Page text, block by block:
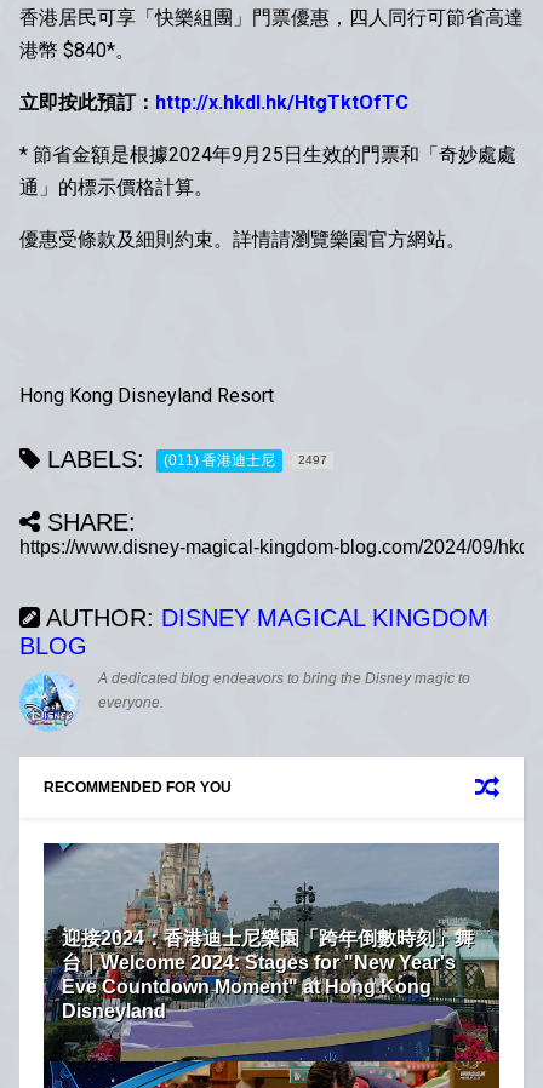
香港居民可享「快樂組團」門票優惠，四人同行可節省高達
港幣 $840*。
立即按此預訂： http://x.hkdl.hk/HtgTktOfTC
* 節省金額是根據2024年9月25日生效的門票和「奇妙處處
通」的標示價格計算。
優惠受條款及細則約束。詳情請瀏覽樂園官方網站。
Hong Kong Disneyland Resort
LABELS: (011) 香港迪士尼 2497
SHARE:
AUTHOR: DISNEY MAGICAL KINGDOM
BLOG
A dedicated blog endeavors to bring the Disney magic to
everyone.
RECOMMENDED FOR YOU
迎接2024：香港迪士尼樂園「跨年倒數時刻」舞
台｜Welcome 2024: Stages for "New Year's
Eve Countdown Moment" at Hong Kong
Disneyland